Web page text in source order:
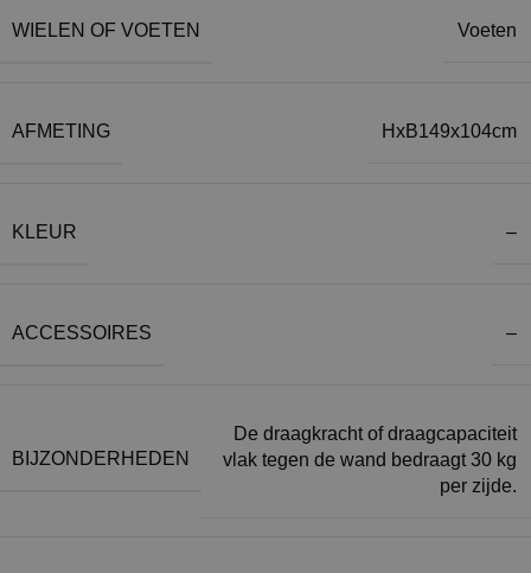
WIELEN OF VOETEN Voeten
AFMETING HxB149x104cm
KLEUR –
ACCESSOIRES –
BIJZONDERHEDEN
De draagkracht of draagcapaciteit
vlak tegen de wand bedraagt 30 kg
per zijde.